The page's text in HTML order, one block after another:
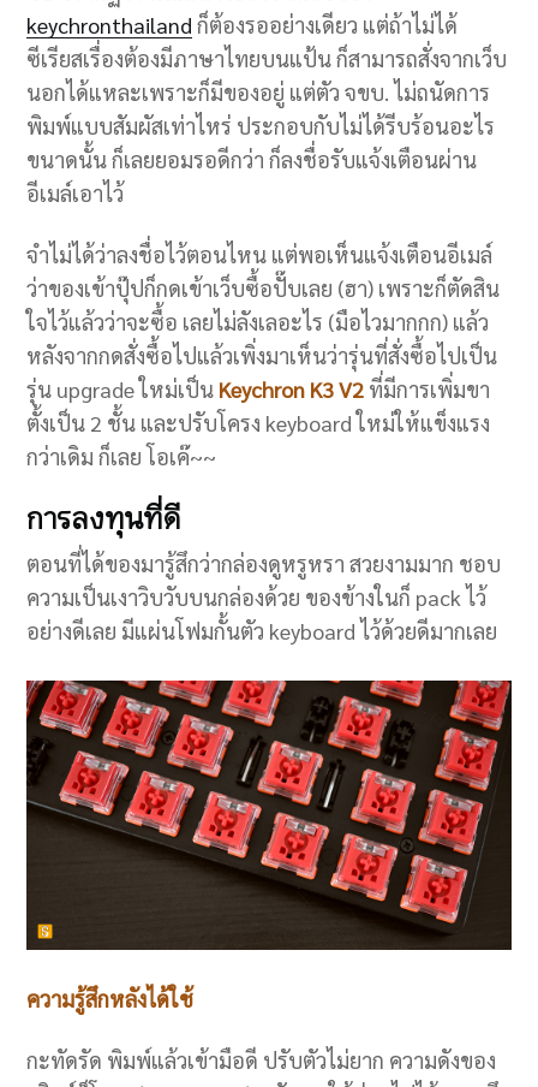
keychronthailand ก็ต้องรออย่างเดียว แต่ถ้าไม่ได้
ซีเรียสเรื่องต้องมีภาษาไทยบนแป้น ก็สามารถสั่งจากเว็บ
นอกได้แหละเพราะก็มีของอยู่ แต่ตัว จขบ. ไม่ถนัดการ
พิมพ์แบบสัมผัสเท่าไหร่ ประกอบกับไม่ได้รีบร้อนอะไร
ขนาดนั้น ก็เลยยอมรอดีกว่า ก็ลงชื่อรับแจ้งเตือนผ่าน
อีเมล์เอาไว้
จำไม่ได้ว่าลงชื่อไว้ตอนไหน แต่พอเห็นแจ้งเตือนอีเมล์
ว่าของเข้าปุ๊ปก็กดเข้าเว็บซื้อปั๊บเลย (ฮา) เพราะก็ตัดสิน
ใจไว้แล้วว่าจะซื้อ เลยไม่ลังเลอะไร (มือไวมากกก) แล้ว
หลังจากกดสั่งซื้อไปแล้วเพิ่งมาเห็นว่ารุ่นที่สั่งซื้อไปเป็น
รุ่น upgrade ใหม่เป็น Keychron K3 V2 ที่มีการเพิ่มขา
ตั้งเป็น 2 ชั้น และปรับโครง keyboard ใหม่ให้แข็งแรง
กว่าเดิม ก็เลย โอเค๊~~
การลงทุนที่ดี
ตอนที่ได้ของมารู้สึกว่ากล่องดูหรูหรา สวยงามมาก ชอบ
ความเป็นเงาวิบวับบนกล่องด้วย ของข้างในก็ pack ไว้
อย่างดีเลย มีแผ่นโฟมกั้นตัว keyboard ไว้ด้วยดีมากเลย
ความรู้สึกหลังได้ใช้
กะทัดรัด พิมพ์แล้วเข้ามือดี ปรับตัวไม่ยาก ความดังของ